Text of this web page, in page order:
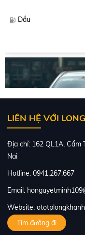
Dầu
LIÊN HỆ VỚI
Địa chỉ: 162 QL1A, Cẩm
Nai
Hotline: 0941.267.667
Email:
Website:
Tìm đường đi